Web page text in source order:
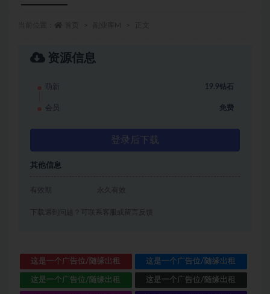
资源信息
萌新 19.9钻石
会员 免费
登录后下载
其他信息
有效期 永久有效
下载遇到问题？可联系客服或留言反馈
这是一个广告位/随缘出租 这是一个广告位/随缘出租
这是一个广告位/随缘出租 这是一个广告位/随缘出租